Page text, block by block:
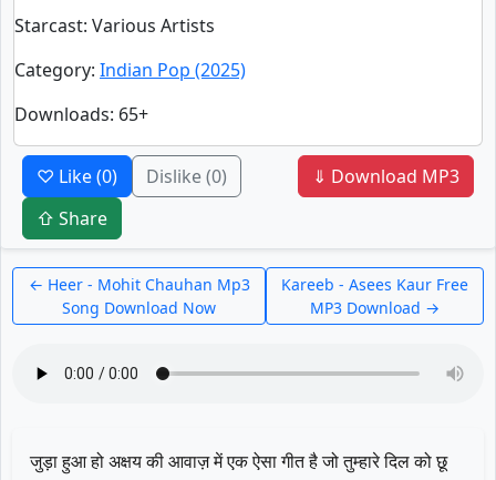
Starcast: Various Artists
Category: Indian Pop (2025)
Downloads: 65+
♡ Like(0) Dislike(0)
⇓ Download MP3
⇧ Share
← Heer - Mohit Chauhan Mp3
Song Download Now
Kareeb - Asees Kaur Free
MP3 Download →
जुड़ा हुआ हो अक्षय की आवाज़ में एक ऐसा गीत है जो तुम्हारे दिल को छू